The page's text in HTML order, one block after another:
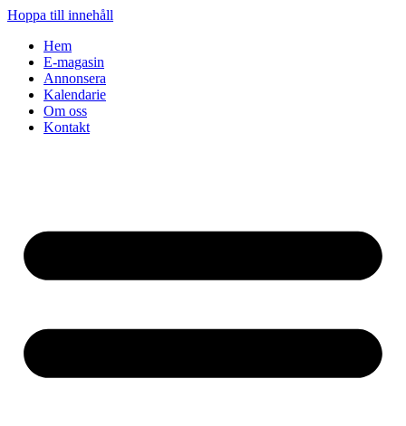
Hoppa till innehåll
Hem
E-magasin
Annonsera
Kalendarie
Om oss
Kontakt